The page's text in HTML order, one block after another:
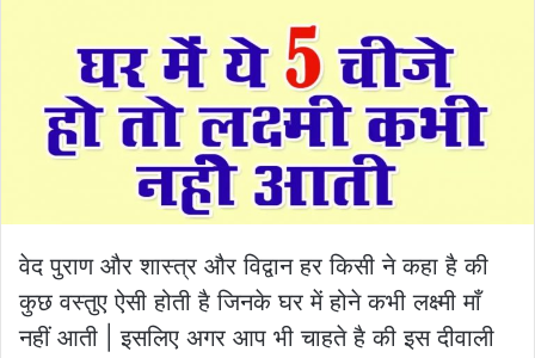
वेद पुराण और शास्त्र और विद्वान हर किसी ने कहा है की
कुछ वस्तुए ऐसी होती है जिनके घर में होने कभी लक्ष्मी माँ
नहीं आती | इसलिए अगर आप भी चाहते है की इस दीवाली